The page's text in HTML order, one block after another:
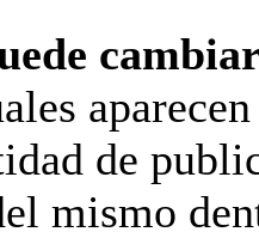
de
mismo